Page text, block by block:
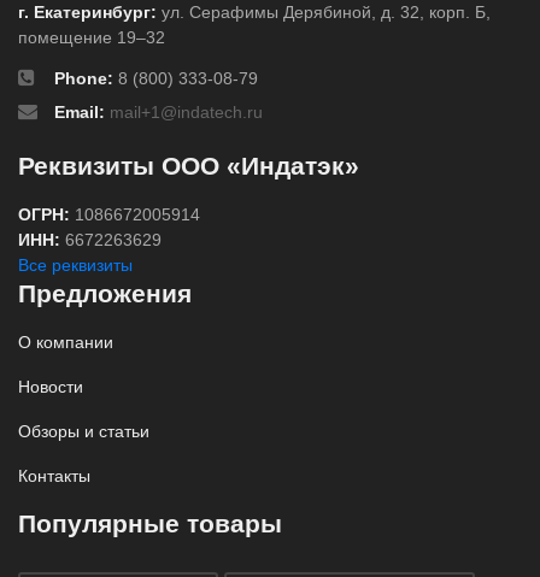
г. Екатеринбург: ул. Серафимы Дерябиной, д. 32, корп. Б,
помещение 19–32
Phone: 8 (800) 333-08-79
Email: mail+1@indatech.ru
Реквизиты ООО «Индатэк»
ОГРН: 1086672005914
ИНН: 6672263629
Все реквизиты
Предложения
О компании
Новости
Обзоры и статьи
Контакты
Популярные товары